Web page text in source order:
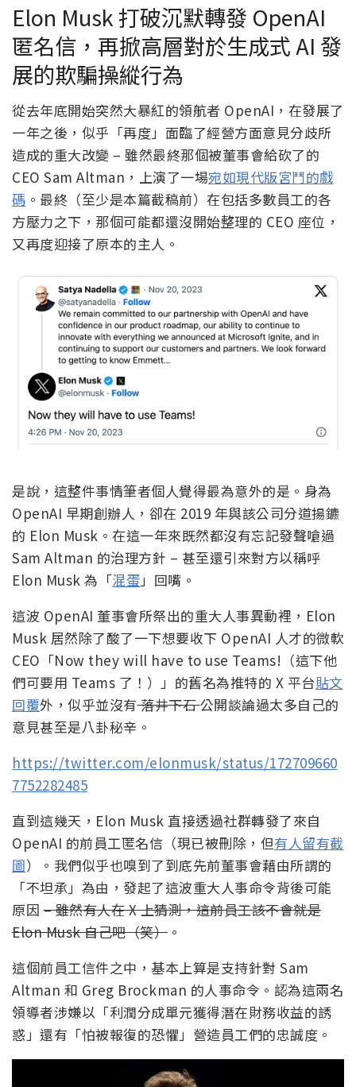
Elon Musk 打破沉默轉發 OpenAI
匿名信，再掀高層對於生成式 AI 發
展的欺騙操縱行為
從去年底開始突然大暴紅的領航者 OpenAI，在發展了
一年之後，似乎「再度」面臨了經營方面意見分歧所
造成的重大改變 – 雖然最終那個被董事會給砍了的
CEO Sam Altman，上演了一場宛如現代版宮鬥的戲
碼 。最終（至少是本篇截稿前）在包括多數員工的各
方壓力之下，那個可能都還沒開始整理的 CEO 座位，
又再度迎接了原本的主人。
是說，這整件事情筆者個人覺得最為意外的是。身為
OpenAI 早期創辦人，卻在 2019 年與該公司分道揚鑣
的 Elon Musk。在這一年來既然都沒有忘記發聲嗆過
Sam Altman 的治理方針 – 甚至還引來對方以稱呼
Elon Musk 為「混蛋」回嘴。
這波 OpenAI 董事會所祭出的重大人事異動裡，Elon
Musk 居然除了酸了一下想要收下 OpenAI 人才的微軟
CEO「Now they will have to use Teams!（這下他
們可要用 Teams 了！）」的舊名為推特的 X 平台貼文
回覆外，似乎並沒有落井下石公開談論過太多自己的
意見甚至是八卦秘辛。
https://twitter.com/elonmusk/status/172709660
7752282485
直到這幾天，Elon Musk 直接透過社群轉發了來自
OpenAI 的前員工匿名信（現已被刪除，但有人留有截
圖）。我們似乎也嗅到了到底先前董事會藉由所謂的
「不坦承」為由，發起了這波重大人事命令背後可能
原因– 雖然有人在 X 上猜測，這前員工該不會就是
Elon Musk 自己吧（笑） 。
這個前員工信件之中，基本上算是支持針對 Sam
Altman 和 Greg Brockman 的人事命令。認為這兩名
領導者涉嫌以「利潤分成單元獲得潛在財務收益的誘
惑」還有「怕被報復的恐懼」營造員工們的忠誠度。